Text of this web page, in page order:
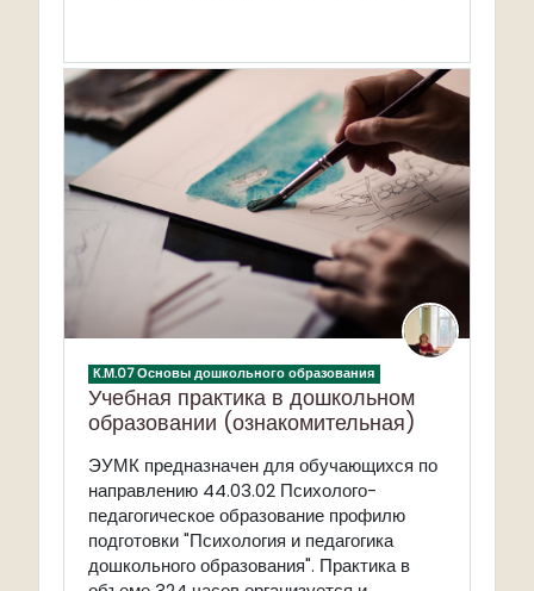
К.М.07 Основы дошкольного образования
Учебная практика в дошкольном
образовании (ознакомительная)
ЭУМК предназначен для обучающихся по
направлению 44.03.02 Психолого-
педагогическое образование профилю
подготовки "Психология и педагогика
дошкольного образования". Практика в